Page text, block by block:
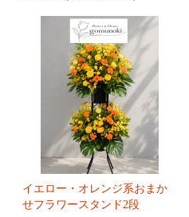
イエロー・オレンジ系おまか
せフラワースタンド2段